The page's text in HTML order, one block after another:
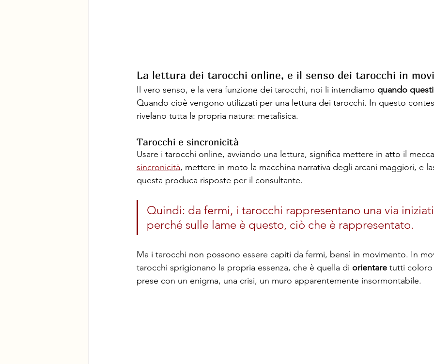
La lettura dei tarocchi online, e il senso dei tarocchi in
Il vero senso, e la vera funzione dei tarocchi, noi li intendiamo quando
Quando cioè vengono utilizzati per una lettura dei tarocchi. In questo
rivelano tutta la propria natura: metafisica.
Tarocchi e sincronicità
Usare i tarocchi online, avviando una lettura, significa mettere in atto il
sincronicità, mettere in moto la macchina narrativa degli arcani maggiori, e
questa produca risposte per il consultante.
Quindi: da fermi, i tarocchi rappresentano una via
perché sulle lame è questo, ciò che è rappresentato.
Ma i tarocchi non possono essere capiti da fermi, bensì in movimento. In
tarocchi sprigionano la propria essenza, che è quella di orientare tutti coloro
prese con un enigma, una crisi, un muro apparentemente insormontabile.